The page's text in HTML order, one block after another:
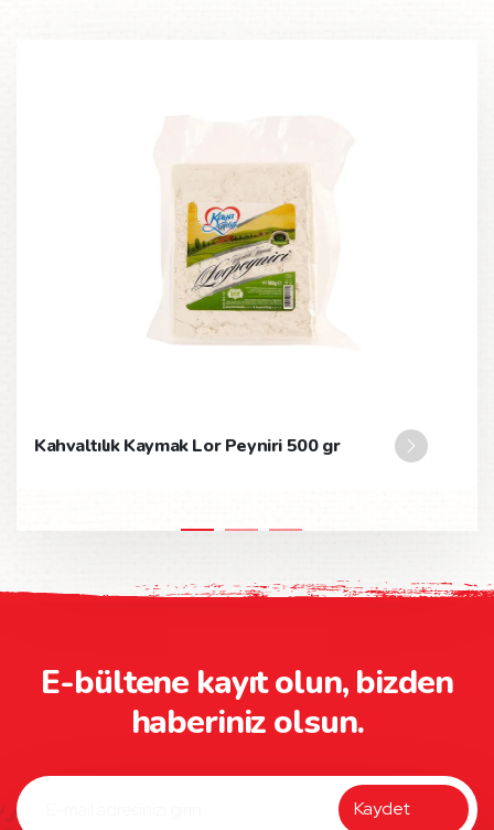
Kahvaltılık Kaymak Lor Peyniri 500 gr
E-bültene kayıt olun, bizden
haberiniz olsun.